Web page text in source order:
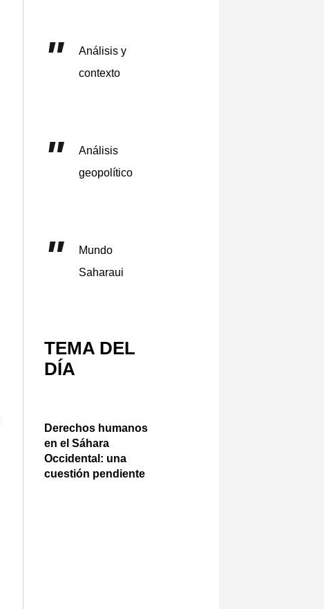
Análisis y
contexto
Análisis
geopolítico
Mundo
Saharaui
TEMA DEL
DÍA
Derechos humanos
en el Sáhara
Occidental: una
cuestión pendiente